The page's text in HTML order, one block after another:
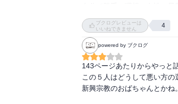
ってところでしょうか。
引き返せるポイントなんかは
誰にもあったんだろうけどね。
無理に巻き込まれてしまった
こういう出来事も
の演技で、急速に冷めてい
ブクログレビューは
いいねできません
4
powered by ブクログ
143ページあたりからやっと
この５人はどうして悪い方
新興宗教のおばちゃんとかね。